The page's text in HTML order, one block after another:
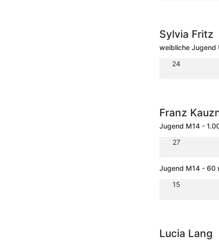
Sylvia Fritz
weibliche Jugend
24
Franz
Jugend M14 -
27
Jugend M14 - 60
15
Lucia Lang